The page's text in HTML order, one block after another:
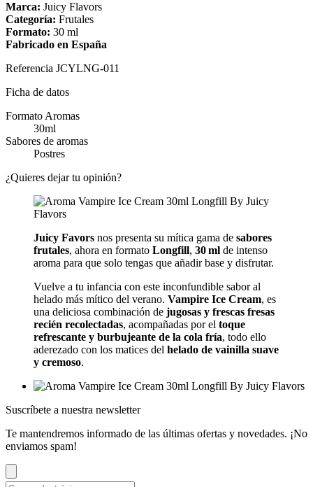
Marca: Juicy Flavors
Categoría: Frutales
Formato: 30 ml
Fabricado en España
Referencia JCYLNG-011
Ficha de datos
Formato Aromas
30ml
Sabores de aromas
Postres
¿Quieres dejar tu opinión?
Juicy Favors nos presenta su mítica gama de sabores
frutales, ahora en formato Longfill, 30 ml de intenso
aroma para que solo tengas que añadir base y disfrutar.
Vuelve a tu infancia con este inconfundible sabor al
helado más mítico del verano. Vampire Ice Cream, es
una deliciosa combinación de jugosas y frescas fresas
recién recolectadas, acompañadas por el toque
refrescante y burbujeante de la cola fría, todo ello
aderezado con los matices del helado de vainilla suave
y cremoso.
Suscríbete a nuestra newsletter
Te mantendremos informado de las últimas ofertas y novedades. ¡No
enviamos spam!